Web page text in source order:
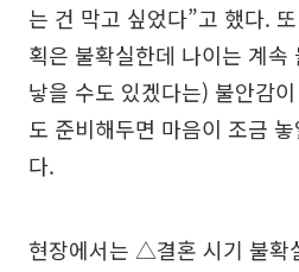
는 건 막고 싶었다”고 했다.
획은 불확실한데 나이는 계속
낳을 수도 있겠다는) 불안감
도 준비해두면 마음이 조금
다.
현장에서는 △결혼 시기 불